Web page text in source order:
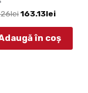
lei163.13lei
în coș